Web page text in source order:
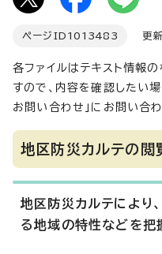
ページID 1013483 更新
各ファイルはテキスト情報
すので、内容を確認したい
お問い合わせ」にお問い合わ
地区防災カルテの閲
地区防災カルテにより
る地域の特性などを把